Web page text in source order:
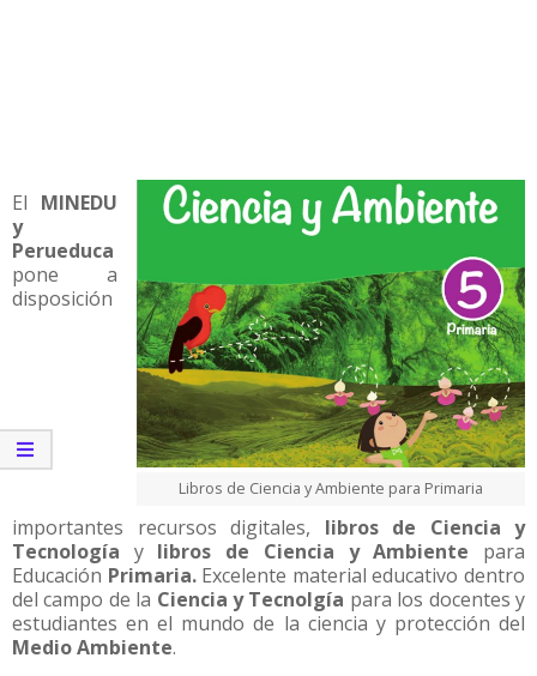
Libros de Ciencia y Ambiente para Primaria
El MINEDU
y
Perueduca
pone a
disposición
importantes recursos digitales, libros de Ciencia y
Tecnología y libros de Ciencia y Ambiente para
Educación Primaria.Excelente material educativo dentro
del campo de la Ciencia y Tecnolgía para los docentes y
estudiantes en el mundo de la ciencia y protección del
Medio Ambiente.